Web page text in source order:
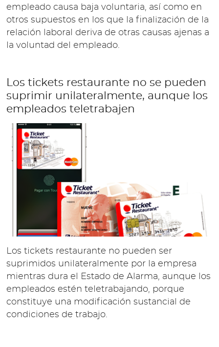
empleado causa baja voluntaria, así como en
otros supuestos en los que la finalización de la
relación laboral deriva de otras causas ajenas a
la voluntad del empleado.
Los tickets restaurante no se pueden
suprimir unilateralmente, aunque los
empleados teletrabajen
Los tickets restaurante no pueden ser
suprimidos unilateralmente por la empresa
mientras dura el Estado de Alarma, aunque los
empleados estén teletrabajando, porque
constituye una modificación sustancial de
condiciones de trabajo.